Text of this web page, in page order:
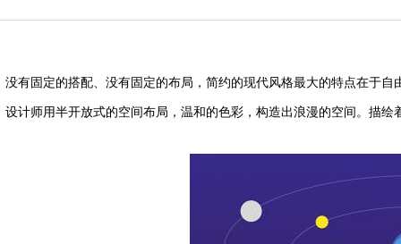
没有固定的搭配、没有固定的布局，简约的现代风格最大的特点在于
设计师用半开放式的空间布局，温和的色彩，构造出浪漫的空间。描